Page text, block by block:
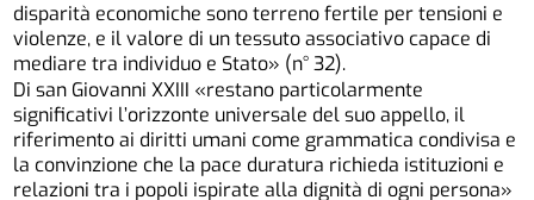
disparità economiche sono terreno fertile per tensioni e
violenze, e il valore di un tessuto associativo capace di
mediare tra individuo e Stato» (n° 32).
Di san Giovanni XXIII «restano particolarmente
significativi l’orizzonte universale del suo appello, il
riferimento ai diritti umani come grammatica condivisa e
la convinzione che la pace duratura richieda istituzioni e
relazioni tra i popoli ispirate alla dignità di ogni persona»